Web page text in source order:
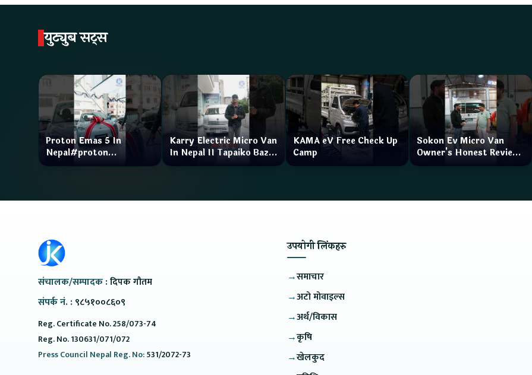
युट्युब सट्स
Proton Emas 5 In
Nepal#proton
#protonemas5#protonnepal#evcarnepal
Karry Electric Micro Van
In Nepal II Tapaiko Bazar
II Jankari Kendra
KAMA eV Free Check Up
Camp
Sokon Ev Micro Van
Owner's Honest Review
How is the service?
संचालक/सम्पादक :दिपक गौतम
संपर्क नं. :९८५१००८६०९
Reg. Certificate No. 258/073-74
Reg. No. 130631/071/072
Press Council Nepal Reg. No:531/2072-73
उपयोगी लिंकहरु
→समाचार
→अटो मोवाइल्स
→अर्थ/विकास
→कृषि
→खेलकुद